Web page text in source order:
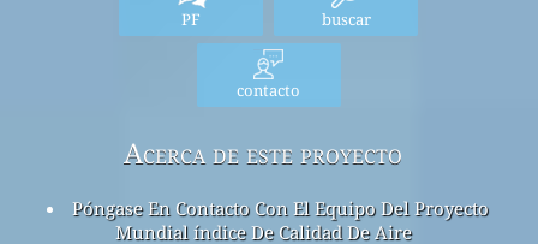
PF buscar
contacto
Acerca de este proyecto
Póngase En Contacto Con El Equipo Del Proyecto
Mundial índice De Calidad De Aire